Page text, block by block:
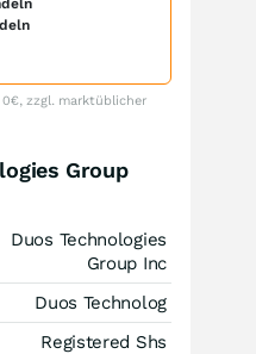
zzgl. marktüblicher
Group
Duos Technologies
Group Inc
Duos Technolog
Registered Shs